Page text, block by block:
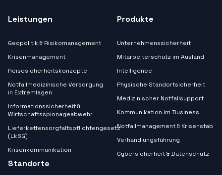
Leistungen
Geopolitik & Risikomanagement
Krisenmanagement
Reisesicherheitskonzepte
Notfallmedizinische Versorgung
in Extremlagen
Informationssicherheit &
Wirtschaftsspionageabwehr
Lieferkettensorgfaltspflichtengesetz
(LkSG)
Krisenkommunikation
Produkte
Unternehmenssicherheit
Mitarbeiterschutz im Ausland
Intelligence
Physische Standortsicherheit
Medizinischer Notfallsupport
Kommunikation im Business
Notfallmanagement & Krisenstab
Verhandlungsführung
Cybersicherheit & Datenschutz
Standorte